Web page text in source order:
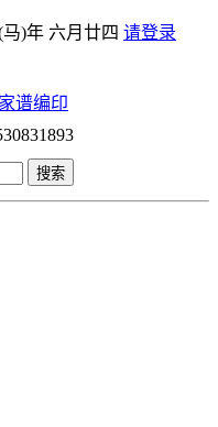
)年 六月廿四 请登录
搜索